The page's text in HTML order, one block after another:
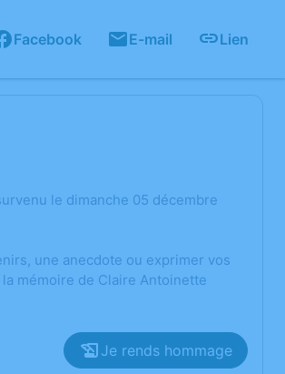
Facebook E-mail Lien
le dimanche 05 décembre
une anecdote ou exprimer vos
mémoire de Claire Antoinette
Je rends hommage